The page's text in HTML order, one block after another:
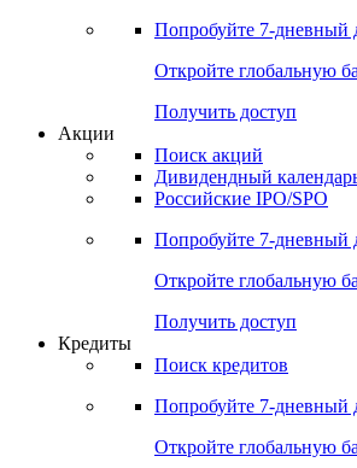
Попробуйте 7-дневный
Откройте глобальную
Получить доступ
Акции
Поиск акций
Дивидендный
Российские IPO/SPO
Попробуйте 7-дневный
Откройте глобальную
Получить доступ
Кредиты
Поиск кредитов
Попробуйте 7-дневный
Откройте глобальную